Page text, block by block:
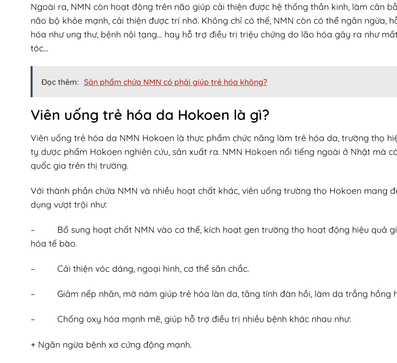
Ngoài ra, NMN còn hoạt động trên não giúp cải thiện được hệ thống thần kinh, làm cân
não bộ khỏe mạnh, cải thiện được trí nhớ. Không chỉ có thế, NMN còn có thể ngăn ngừa,
hóa như ung thư, bệnh nội tạng… hay hỗ trợ điều trị triệu chứng do lão hóa gây ra như
tóc…
Đọc thêm: Sản phẩm chứa NMN có phải giúp trẻ hóa không?
Viên uống trẻ hóa da Hokoen là gì?
Viên uống trẻ hóa da NMN Hokoen là thực phẩm chức năng làm trẻ hóa da, trường thọ
ty dược phẩm Hokoen nghiên cứu, sản xuất ra. NMN Hokoen nổi tiếng ngoài ở Nhật mà
quốc gia trên thị trường.
Với thành phần chứa NMN và nhiều hoạt chất khác, viên uống trường thọ Hokoen mang
dụng vượt trội như:
–
Bổ sung hoạt chất NMN vào cơ thể, kích hoạt gen trường thọ hoạt động hiệu quả
hóa tế bào.
– Cải thiện vóc dáng, ngoại hình, cơ thể săn chắc.
– Giảm nếp nhăn, mờ nám giúp trẻ hóa làn da, tăng tính đàn hồi, làm da trắng hồng
– Chống oxy hóa mạnh mẽ, giúp hỗ trợ điều trị nhiều bệnh khác nhau như:
+ Ngăn ngừa bệnh xơ cứng động mạnh.